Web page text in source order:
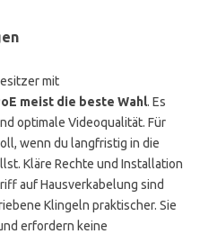
mit
meist die beste Wahl. Es
optimale Videoqualität. Für
wenn du langfristig in die
Kläre Rechte und Installation
auf Hausverkabelung sind
Klingeln praktischer. Sie
erfordern keine